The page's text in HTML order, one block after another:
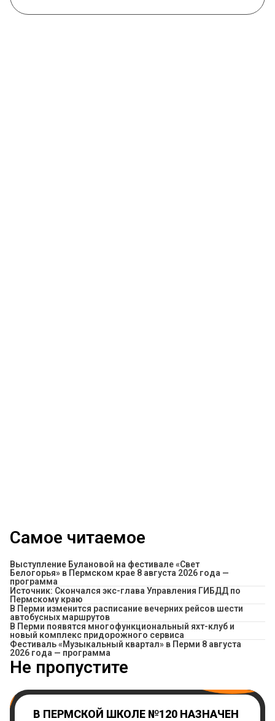
Самое читаемое
Выступление Булановой на фестивале «Свет
Белогорья» в Пермском крае 8 августа 2026 года —
программа
Источник: Скончался экс-глава Управления ГИБДД по
Пермскому краю
​В Перми изменится расписание вечерних рейсов шести
автобусных маршрутов
В Перми появятся многофункциональный яхт-клуб и
новый комплекс придорожного сервиса
Фестиваль «Музыкальный квартал» в Перми 8 августа
2026 года — программа
Не пропустите
В ПЕРМСКОЙ ШКОЛЕ №120 НАЗНАЧЕН